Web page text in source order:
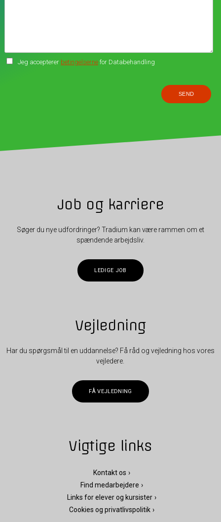
Jeg accepterer betingelsernefor Databehandling
Job og karriere
Søger du nye udfordringer? Tradium kan være rammen om et
spændende arbejdsliv.
LEDIGE JOB
Vejledning
Har du spørgsmål til en uddannelse? Få råd og vejledning hos vores
vejledere.
FÅ VEJLEDNING
Vigtige links
Kontakt os
Find medarbejdere
Links for elever og kursister
Cookies og privatlivspolitik